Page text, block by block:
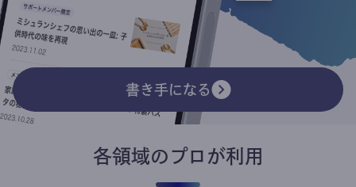
書き手になる
各領域のプロが利用